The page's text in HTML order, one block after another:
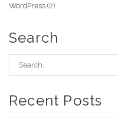
WordPress (2)
Search
Recent Posts